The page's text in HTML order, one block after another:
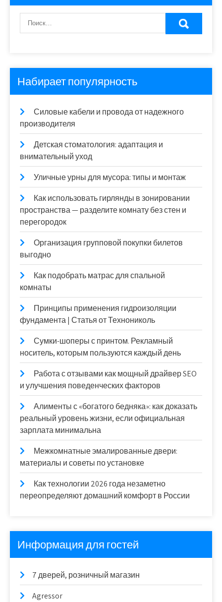
Набирает популярность
Силовые кабели и провода от надежного
производителя
Детская стоматология: адаптация и
внимательный уход
Уличные урны для мусора: типы и монтаж
Как использовать гирлянды в зонировании
пространства — разделите комнату без стен и
перегородок
Организация групповой покупки билетов
выгодно
Как подобрать матрас для спальной
комнаты
Принципы применения гидроизоляции
фундамента | Статья от Технониколь
Сумки-шоперы с принтом. Рекламный
носитель, которым пользуются каждый день
Работа с отзывами как мощный драйвер SEO
и улучшения поведенческих факторов
Алименты с «богатого бедняка»: как доказать
реальный уровень жизни, если официальная
зарплата минимальна
Межкомнатные эмалированные двери:
материалы и советы по установке
Как технологии 2026 года незаметно
переопределяют домашний комфорт в России
Информация для гостей
7 дверей, розничный магазин
Agressor